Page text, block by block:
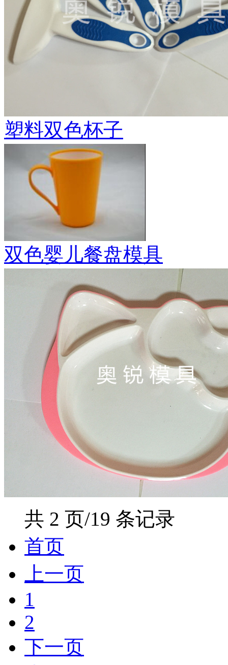
塑料双色杯子
双色婴儿餐盘模具
共 2 页/19 条记录
首页
上一页
1
2
下一页